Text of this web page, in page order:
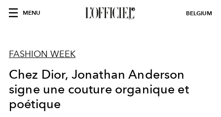
MENU BELGIUM
FASHION WEEK
Chez Dior, Jonathan Anderson
signe une couture organique et
poétique